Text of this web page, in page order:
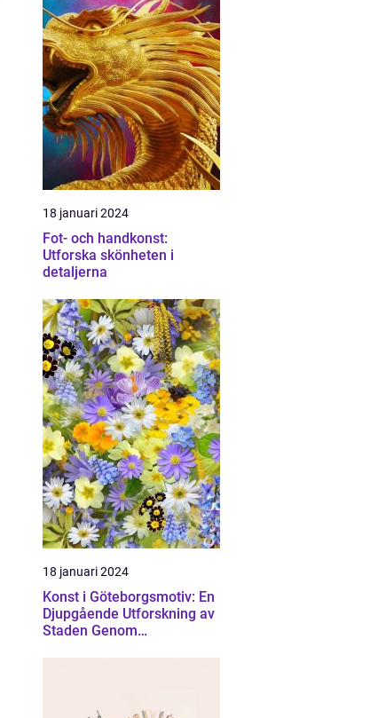
18 januari 2024
Fot- och handkonst:
Utforska skönheten i
detaljerna
18 januari 2024
Konst i Göteborgsmotiv: En
Djupgående Utforskning av
Staden Genom